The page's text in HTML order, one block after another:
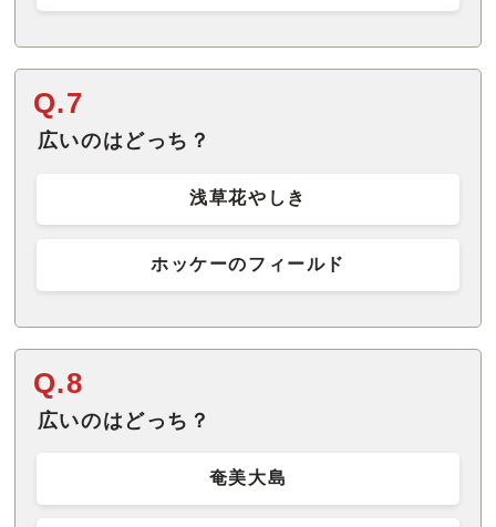
Q.7
広いのはどっち？
浅草花やしき
ホッケーのフィールド
Q.8
広いのはどっち？
奄美大島